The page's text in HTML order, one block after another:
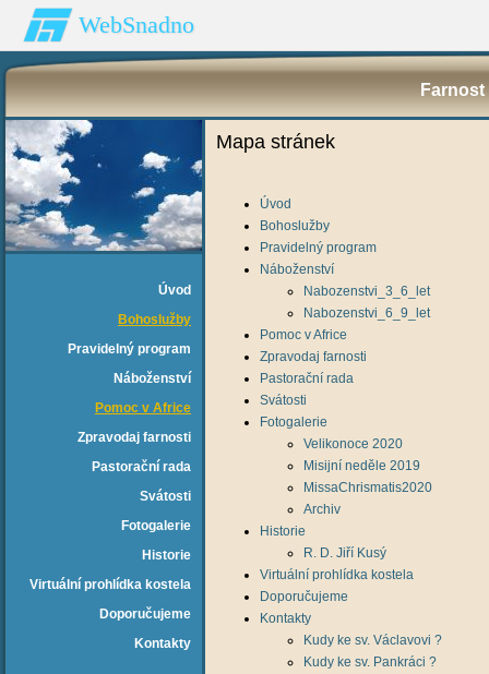
WebSnadno
Úvod
Bohoslužby
Pravidelný program
Náboženství
Pomoc v Africe
Zpravodaj farnosti
Pastorační rada
Svátosti
Fotogalerie
Historie
Virtuální prohlídka kostela
Doporučujeme
Kontakty
Mapa stránek
Úvod
Bohoslužby
Pravidelný program
Náboženství
Nabozenstvi_3_6_let
Nabozenstvi_6_9_let
Pomoc v Africe
Zpravodaj farnosti
Pastorační rada
Svátosti
Fotogalerie
Velikonoce 2020
Misijní neděle 2019
MissaChrismatis2020
Archiv
Historie
R. D. Jiří Kusý
Virtuální prohlídka kostela
Doporučujeme
Kontakty
Kudy ke sv. Václavovi ?
Kudy ke sv. Pankráci ?